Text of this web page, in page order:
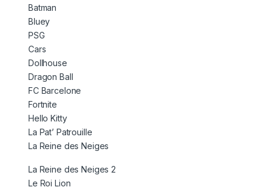
Batman
Bluey
PSG
Cars
Dollhouse
Dragon Ball
FC Barcelone
Fortnite
Hello Kitty
La Pat’ Patrouille
La Reine des Neiges
La Reine des Neiges 2
Le Roi Lion